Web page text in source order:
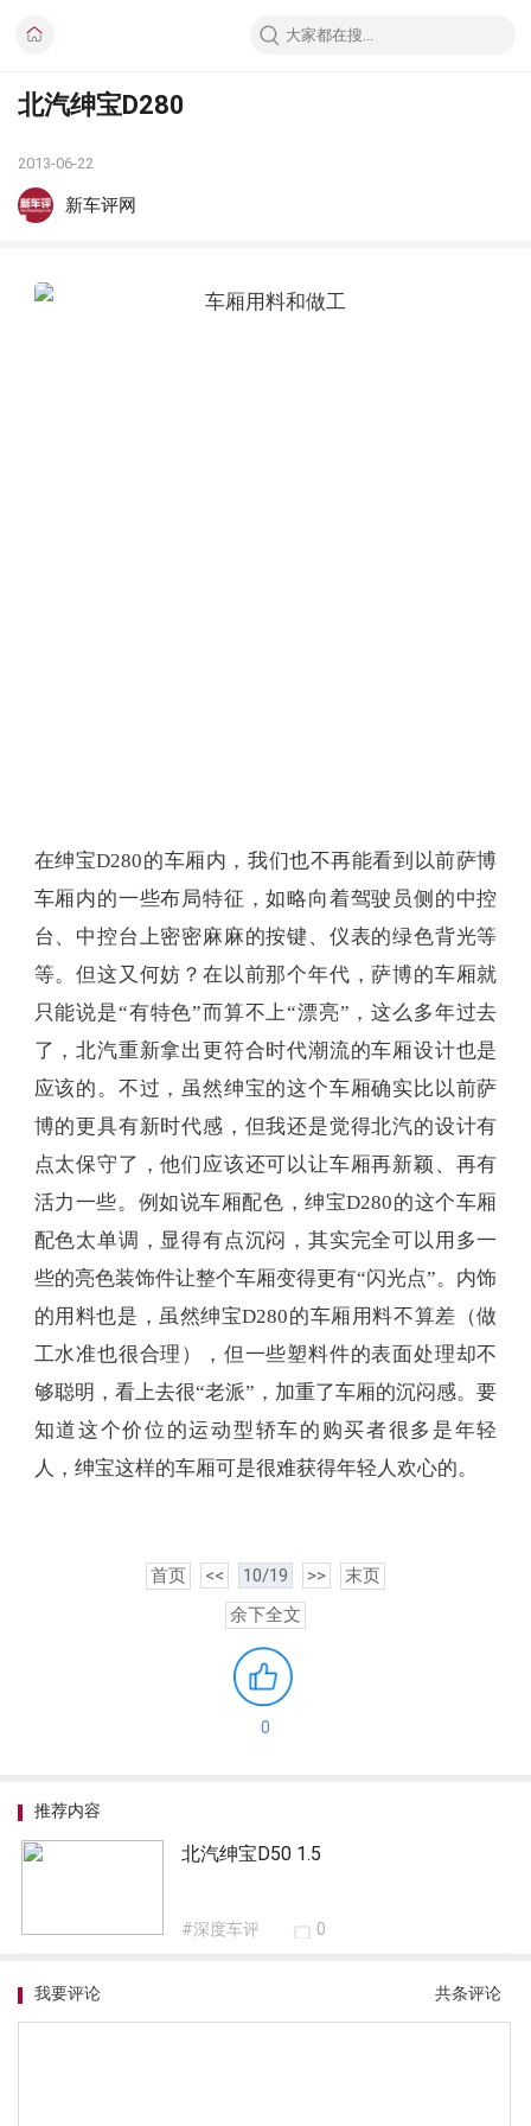
北汽绅宝D280
2013-06-22
新车评网
在绅宝D280的车厢内，我们也不再能看到以前萨博
车厢内的一些布局特征，如略向着驾驶员侧的中控
台、中控台上密密麻麻的按键、仪表的绿色背光等
等。但这又何妨？在以前那个年代，萨博的车厢就
只能说是“有特色”而算不上“漂亮”，这么多年过去
了，北汽重新拿出更符合时代潮流的车厢设计也是
应该的。不过，虽然绅宝的这个车厢确实比以前萨
博的更具有新时代感，但我还是觉得北汽的设计有
点太保守了，他们应该还可以让车厢再新颖、再有
活力一些。例如说车厢配色，绅宝D280的这个车厢
配色太单调，显得有点沉闷，其实完全可以用多一
些的亮色装饰件让整个车厢变得更有“闪光点”。内饰
的用料也是，虽然绅宝D280的车厢用料不算差（做
工水准也很合理），但一些塑料件的表面处理却不
够聪明，看上去很“老派”，加重了车厢的沉闷感。要
知道这个价位的运动型轿车的购买者很多是年轻
人，绅宝这样的车厢可是很难获得年轻人欢心的。
首页 << 10/19 >>
末页
余下全文
0
推荐内容
北汽绅宝D50 1.5
#深度车评 0
共条评论
我要评论